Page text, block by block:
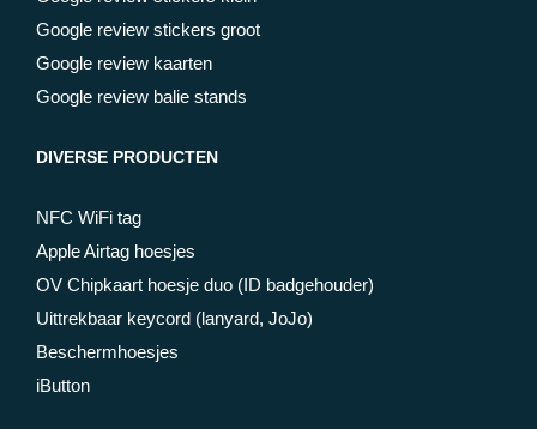
Google review stickers groot
Google review kaarten
Google review balie stands
DIVERSE PRODUCTEN
NFC WiFi tag
Apple Airtag hoesjes
OV Chipkaart hoesje duo (ID badgehouder)
Uittrekbaar keycord (lanyard, JoJo)
Beschermhoesjes
iButton